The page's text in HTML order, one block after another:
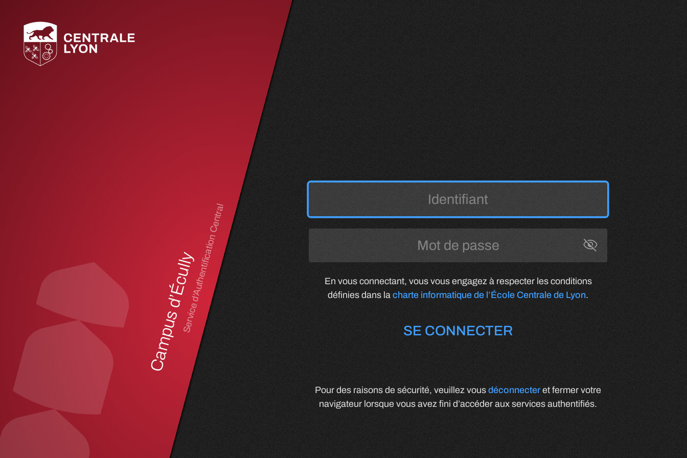
Campus d’ÉcullyService d’Authentification Central
En vous connectant, vous vous engagez à respecter les conditions
définies dans la charte informatique de l’École Centrale de Lyon.
SE CONNECTER
Pour des raisons de sécurité, veuillez vous déconnecter et fermer votre
navigateur lorsque vous avez fini d’accéder aux services authentifiés.